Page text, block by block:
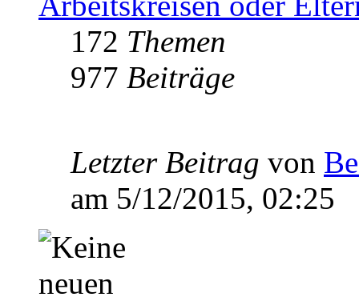
172 Themen
977 Beiträge
Letzter Beitrag von
am 5/12/2015, 02:25